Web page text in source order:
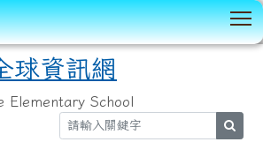
球資訊網
Elementary School